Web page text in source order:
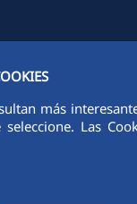
más
Las
PERSONAS